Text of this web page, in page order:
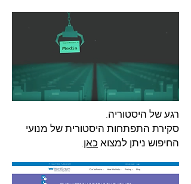
רגע של היסטוריה.
סקירת התפתחות היסטורית של מנועי
החיפוש ניתן למצוא כאן.